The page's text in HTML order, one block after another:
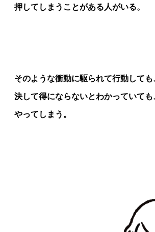
押してしまうことがある人がいる。
そのような衝動に駆られて行動しても
決して得にならないとわかっていても
やってしまう。